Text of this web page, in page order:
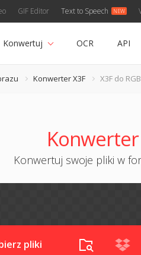
GIF Editor Text to Speech
Konwertuj OCR API
Konwerter X3F X3F do RGB
Konwerter
Konwertuj swoje pliki w
pliki